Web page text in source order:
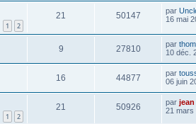
1 2
21 50147 par
16 mai
9 27810 par
10 déc.
16 44877 par
06 juin
1 2
21 50926 par jean
21 mars